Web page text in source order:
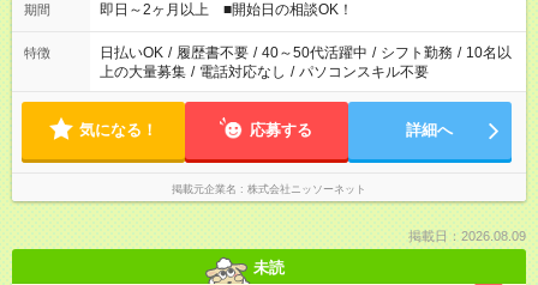
期間 即日～2ヶ月以上 ■開始日の相談OK！
特徴 日払いOK / 履歴書不要 / 40～50代活躍中 / シフト勤務 / 10名以
上の大量募集 / 電話対応なし / パソコンスキル不要
気になる！ 応募する 詳細へ
掲載元企業名 株式会社ニッソーネット
掲載日：2026.08.09
未読